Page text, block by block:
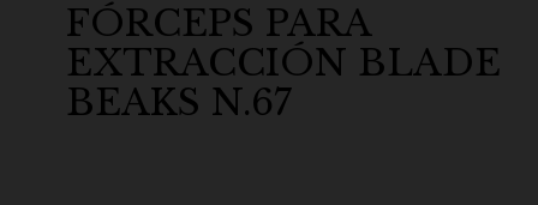
FÓRCEPS PARA
EXTRACCIÓN BLADE
BEAKS N.67